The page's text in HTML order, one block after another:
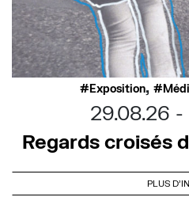
Exposition,
29.08.26
Regards croisés
PLUS